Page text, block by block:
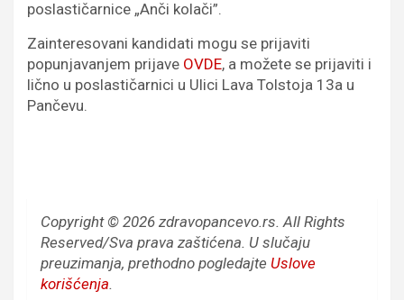
poslastičarnice „Anči kolači”.
Zainteresovani kandidati mogu se prijaviti
popunjavanjem prijave OVDE, a možete se prijaviti i
lično u poslastičarnici u Ulici Lava Tolstoja 13a u
Pančevu.
Copyright © 2026 zdravopancevo.rs. All Rights
Reserved/Sva prava zaštićena. U slučaju
preuzimanja, prethodno pogledajte Uslove
korišćenja.